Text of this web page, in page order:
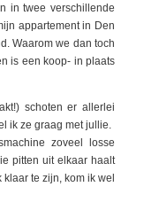
in twee verschillende
appartement in Den
Waarom we dan toch
is een koop- in plaats
schoten er allerlei
ik ze graag met jullie.
zoveel losse
pitten uit elkaar haalt
te zijn, kom ik wel